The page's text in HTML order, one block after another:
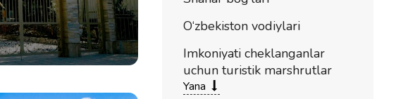
O‘zbekiston vodiylari
Imkoniyati cheklanganlar
uchun turistik marshrutlar
Yana